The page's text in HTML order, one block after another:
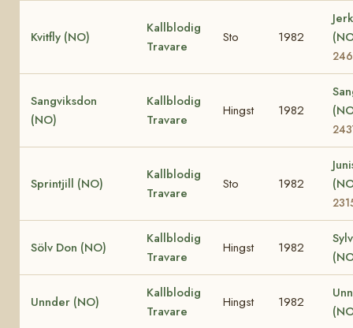
Kvitfly (NO)
Kallblodig
Travare
Sto 1982
Sangviksdon
(NO)
Kallblodig
Travare
Hingst 1982
Sprintjill (NO)
Kallblodig
Travare
Sto 1982
Sölv Don (NO)
Kallblodig
Travare
Hingst 1982
Unnder (NO)
Kallblodig
Travare
Hingst 1982